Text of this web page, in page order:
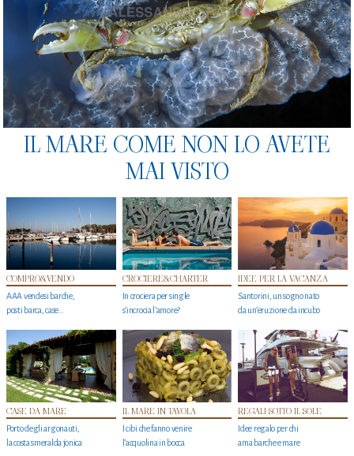
IL MARE COME NON LO AVETE
MAI VISTO
COMPRO&VENDO
AAA vendesi barche,
posti barca, case…
CROCIERE&CHARTER
In crociera per single
s'incrocia l’amore?
IDEE PER LA VACANZA
Santorini, un sogno nato
da un’eruzione da incubo
CASE DA MARE
Porto degli argonauti,
la costa smeralda jonica
IL MARE IN TAVOLA
I cibi che fanno venire
l’acquolina in bocca
REGALI SOTTO IL SOLE
Idee regalo per chi
ama barche e mare